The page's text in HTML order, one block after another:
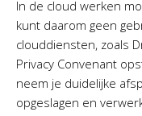
In de cloud werken
kunt daarom geen
clouddiensten, zoals
Privacy Convenant
neem je duidelijke
opgeslagen en